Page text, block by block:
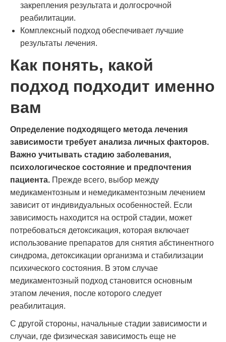
закрепления результата и долгосрочной
реабилитации.
Комплексный подход обеспечивает лучшие
результаты лечения.
Как понять, какой
подход подходит именно
вам
Определение подходящего метода лечения
зависимости требует анализа личных факторов.
Важно учитывать стадию заболевания,
психологическое состояние и предпочтения
пациента. Прежде всего, выбор между
медикаментозным и немедикаментозным лечением
зависит от индивидуальных особенностей. Если
зависимость находится на острой стадии, может
потребоваться детоксикация, которая включает
использование препаратов для снятия абстинентного
синдрома, детоксикации организма и стабилизации
психического состояния. В этом случае
медикаментозный подход становится основным
этапом лечения, после которого следует
реабилитация.
С другой стороны, начальные стадии зависимости и
случаи, где физическая зависимость еще не